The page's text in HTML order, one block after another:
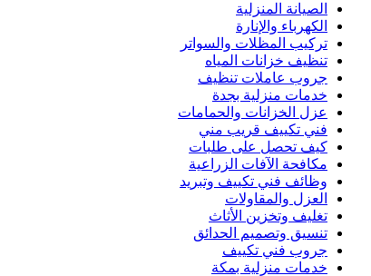
الصيانة المنزلية
الكهرباء والإنارة
تركيب المظلات والسواتر
تنظيف خزانات المياه
جروب عاملات تنظيف
خدمات منزلية بجدة
عزل الخزانات والحمامات
فني تكييف قريب مني
كيف تحصل على طلبات
مكافحة الآفات الزراعية
وظائف فني تكييف وتبريد
العزل والمقاولات
تغليف وتخزين الأثاث
تنسيق وتصميم الحدائق
جروب فني تكييف
خدمات منزلية بمكة